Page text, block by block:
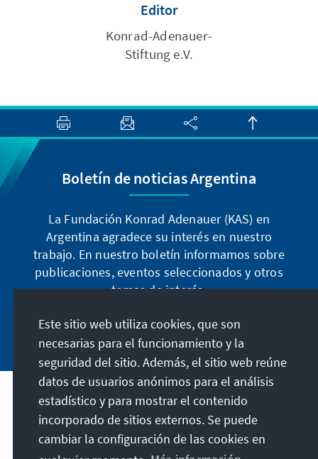
Editor
Konrad-Adenauer-
Stiftung e.V.
Boletín de noticias Argentina
La Fundación Konrad Adenauer (KAS) en
Argentina agradece su interés en nuestro
trabajo. En nuestro boletín informamos sobre
publicaciones, eventos seleccionados y otros
temas de interés.
Suscribirse ahora
Dirección
Contacto
Este sitio web utiliza cookies, que son
necesarias para el funcionamiento y la
seguridad del sitio. Además, el sitio web reúne
datos de usuarios anónimos para el análisis
estadístico y para mostrar el contenido
incorporado de sitios externos. Se puede
cambiar la configuración de las cookies en